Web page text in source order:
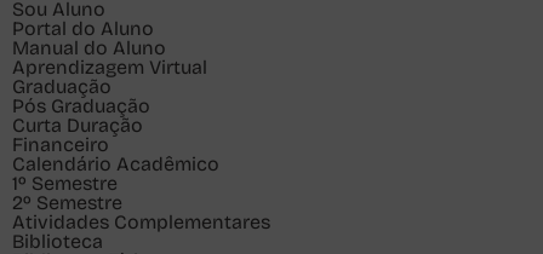
Sou Aluno
Portal do Aluno
Manual do Aluno
Aprendizagem Virtual
Graduação
Pós Graduação
Curta Duração
Financeiro
Calendário Acadêmico
1º Semestre
2º Semestre
Atividades Complementares
Biblioteca